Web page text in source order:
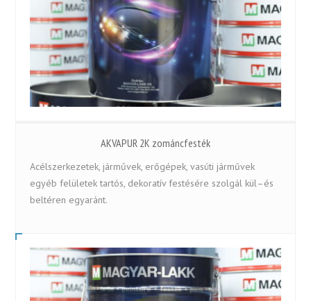
AKVAPUR 2K zománcfesték
Acélszerkezetek, járművek, erőgépek, vasúti járművek
egyéb felületek tartós, dekoratív festésére szolgál kül–és
beltéren egyaránt.